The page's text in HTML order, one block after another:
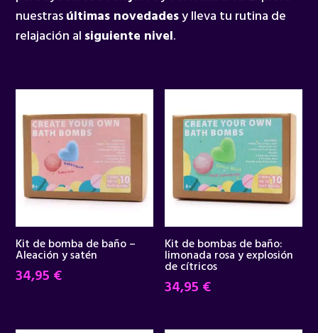
nuestrasúltimas novedadesy lleva tu rutina de
relajación al siguiente nivel.
Kit de bomba de baño –
Aleación y satén
34,95 €
Kit de bombas de baño:
limonada rosa y explosión
de cítricos
34,95 €